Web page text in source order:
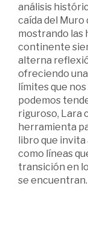
análisis
caída del Muro
mostrando las
continente
alterna
ofreciendo
límites que
podemos
riguroso, Lara
herramienta
libro que
como líneas
transición en
se encuentran.